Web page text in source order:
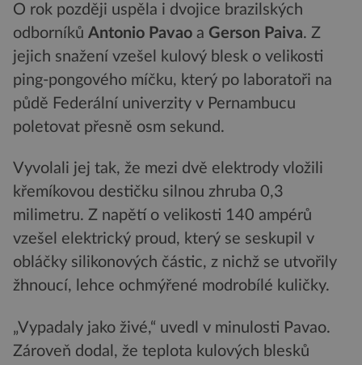
O rok později uspěla i dvojice brazilských
odborníků Antonio Pavao a Gerson Paiva. Z
jejich snažení vzešel kulový blesk o velikosti
ping-pongového míčku, který po laboratoři na
půdě Federální univerzity v Pernambucu
poletovat přesně osm sekund.
Vyvolali jej tak, že mezi dvě elektrody vložili
křemíkovou destičku silnou zhruba 0,3
milimetru. Z napětí o velikosti 140 ampérů
vzešel elektrický proud, který se seskupil v
obláčky silikonových částic, z nichž se utvořily
žhnoucí, lehce ochmýřené modrobílé kuličky.
„Vypadaly jako živé,“ uvedl v minulosti Pavao.
Zároveň dodal, že teplota kulových blesků